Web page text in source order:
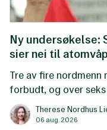
Ny undersøkelse:
sier nei til
Tre av fire
forbudt, og over
til FNs
gjennomført av
Therese Nordhus
06 aug. 2026